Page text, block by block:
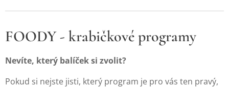
FOODY - krabičkové programy
Nevíte, který balíček si zvolit?
Pokud si nejste jisti, který program je pro vás ten pravý,